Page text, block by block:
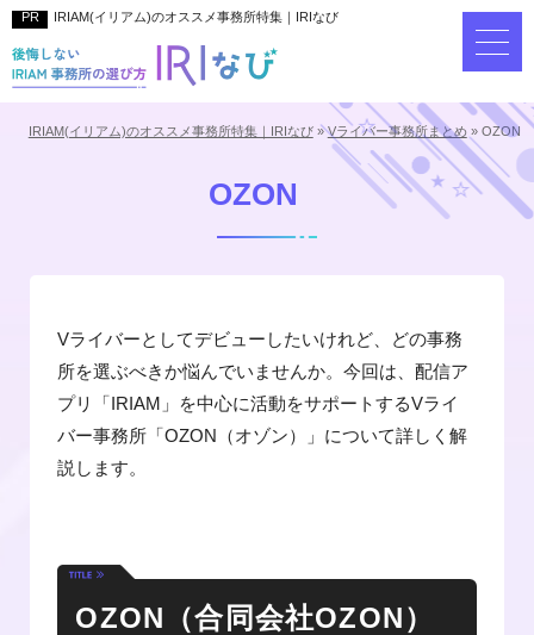
IRIAM(イリアム)のオススメ事務所特集｜IRIなび
IRIAM(イリアム)のオススメ事務所特集｜IRIなび»Vライバー事務所まとめ» OZON
OZON
Vライバーとしてデビューしたいけれど、どの事務
所を選ぶべきか悩んでいませんか。今回は、配信ア
プリ「IRIAM」を中心に活動をサポートするVライ
バー事務所「OZON（オゾン）」について詳しく解
説します。
OZON（合同会社OZON）